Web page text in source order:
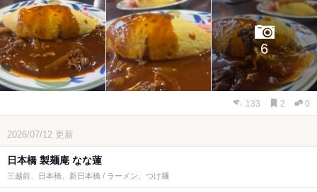
6
133 2 0
2026/07/12 更新
日本橋 製麺庵 なな蓮
三越前、日本橋、新日本橋 / ラーメン、つけ麺